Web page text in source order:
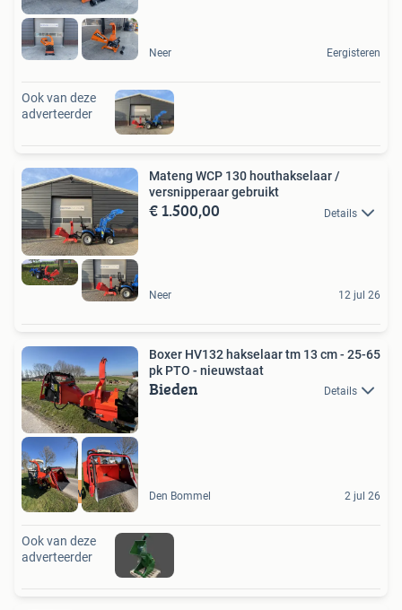
Neer Eergisteren
Ook van deze
adverteerder
Mateng WCP 130 houthakselaar /
versnipperaar gebruikt
€ 1.500,00 Details
Neer 12 jul 26
nieuwstaat
Boxer HV132 hakselaar tm 13 cm - 25-65
pk PTO - nieuwstaat
Bieden Details
Den Bommel 2 jul 26
Ook van deze
adverteerder